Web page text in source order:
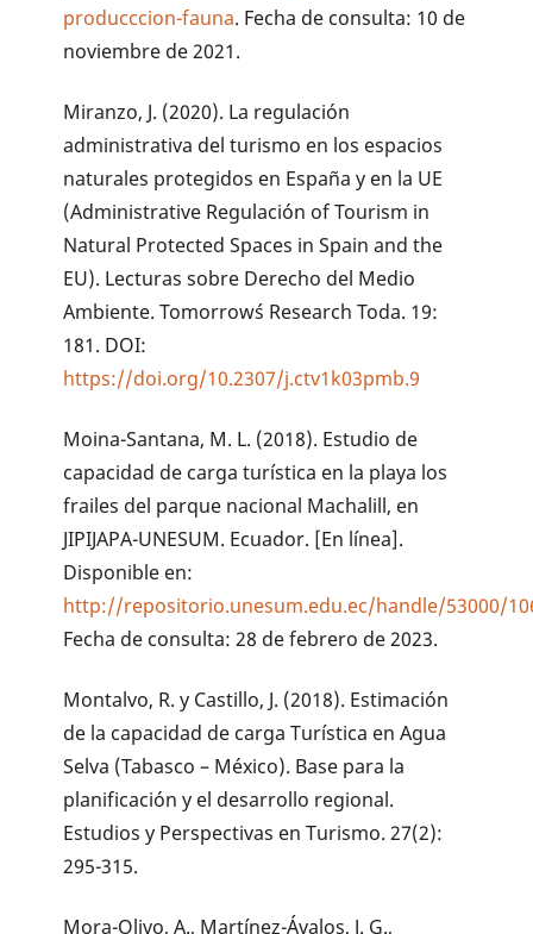
producccion-fauna. Fecha de consulta: 10 de
noviembre de 2021.
Miranzo, J. (2020). La regulación
administrativa del turismo en los espacios
naturales protegidos en España y en la UE
(Administrative Regulación of Tourism in
Natural Protected Spaces in Spain and the
EU). Lecturas sobre Derecho del Medio
Ambiente. Tomorrow´s Research Toda. 19:
181. DOI:
https://doi.org/10.2307/j.ctv1k03pmb.9
Moina-Santana, M. L. (2018). Estudio de
capacidad de carga turística en la playa los
frailes del parque nacional Machalill, en
JIPIJAPA-UNESUM. Ecuador. [En línea].
Disponible en:
http://repositorio.unesum.edu.ec/handle/53000/
Fecha de consulta: 28 de febrero de 2023.
Montalvo, R. y Castillo, J. (2018). Estimación
de la capacidad de carga Turística en Agua
Selva (Tabasco – México). Base para la
planificación y el desarrollo regional.
Estudios y Perspectivas en Turismo. 27(2):
295-315.
Mora-Olivo, A., Martínez-Ávalos, J. G.,